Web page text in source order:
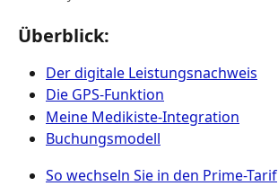
Überblick:
Der digitale Leistungsnachweis
Die GPS-Funktion
Meine Medikiste-Integration
Buchungsmodell
So wechseln Sie in den Prime-Tarif